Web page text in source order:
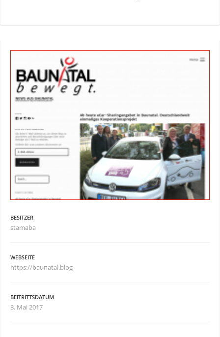
BESITZER
stamaba
WEBSEITE
https://baunatal.blog
BEITRITTSDATUM
3. Mai 2017